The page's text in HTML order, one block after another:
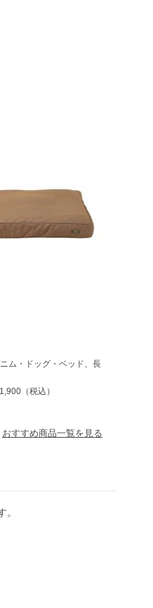
ム・ドッグ・ベッド、長
（税込）
おすすめ商品一覧を見る